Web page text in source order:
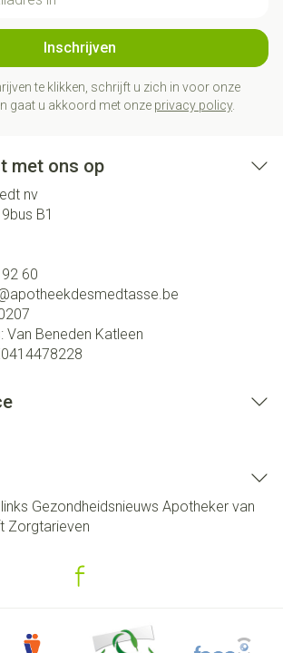
Inschrijven
te klikken, schrijft u zich in voor onze
gaat u akkoord met onze privacy policy.
met ons op
nv
B1
60
apotheekdesmedtasse.be
Van Beneden Katleen
Gezondheidsnieuws Apotheker van
Zorgtarieven